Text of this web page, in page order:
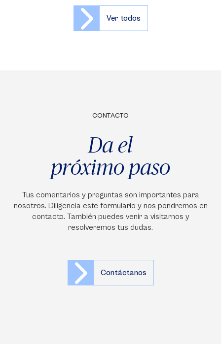
Ver todos
CONTACTO
Da el
próximo paso
Tus comentarios y preguntas son importantes para
nosotros. Diligencia este formulario y nos pondremos en
contacto. También puedes venir a visitarnos y
resolveremos tus dudas.
Contáctanos